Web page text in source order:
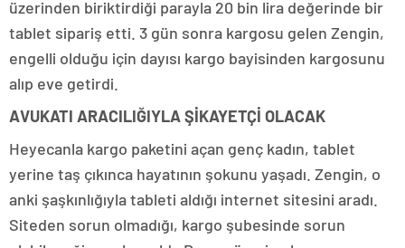
üzerinden biriktirdiği parayla 20 bin lira değerinde bir
tablet sipariş etti. 3 gün sonra kargosu gelen Zengin,
engelli olduğu için dayısı kargo bayisinden kargosunu
alıp eve getirdi.
AVUKATI ARACILIĞIYLA ŞİKAYETÇİ OLACAK
Heyecanla kargo paketini açan genç kadın, tablet
yerine taş çıkınca hayatının şokunu yaşadı. Zengin, o
anki şaşkınlığıyla tableti aldığı internet sitesini aradı.
Siteden sorun olmadığı, kargo şubesinde sorun